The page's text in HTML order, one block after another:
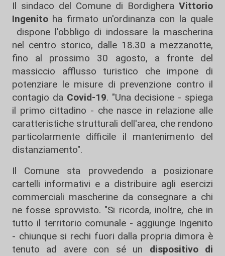
Il sindaco del Comune di Bordighera Vittorio
Ingenito ha firmato un'ordinanza con la quale
dispone l'obbligo di indossare la mascherina
nel centro storico, dalle 18.30 a mezzanotte,
fino al prossimo 30 agosto, a fronte del
massiccio afflusso turistico che impone di
potenziare le misure di prevenzione contro il
contagio da Covid-19. "Una decisione - spiega
il primo cittadino - che nasce in relazione alle
caratteristiche strutturali dell'area, che rendono
particolarmente difficile il mantenimento del
distanziamento".
Il Comune sta provvedendo a posizionare
cartelli informativi e a distribuire agli esercizi
commerciali mascherine da consegnare a chi
ne fosse sprovvisto. "Si ricorda, inoltre, che in
tutto il territorio comunale - aggiunge Ingenito
- chiunque si rechi fuori dalla propria dimora è
tenuto ad avere con sé un dispositivo di